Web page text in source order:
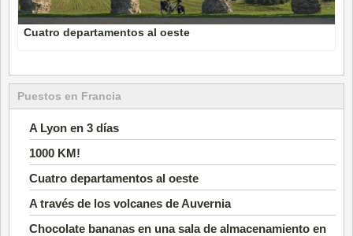
Cuatro departamentos al oeste
Puestos en Francia
A Lyon en 3 días
1000 KM!
Cuatro departamentos al oeste
A través de los volcanes de Auvernia
Chocolate bananas en una sala de almacenamiento en